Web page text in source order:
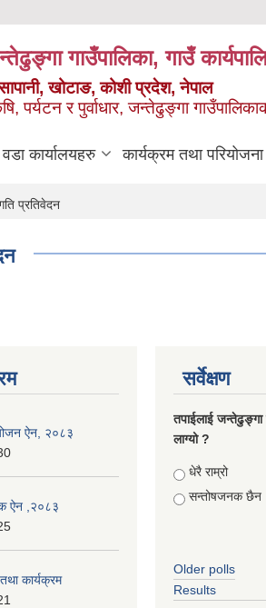
गाउँपालिका, गाउँ
खोटाङ, कोशी प्रदेश, नेपाल
पर्यटन र पुर्वाधार, जन्तेढुङ्गा
वडा कार्यालयहरु कार्यक्रम तथा परियोजना
प्रतिवेदन
ऐन, २०८३
ऐन ,२०८३
कार्यक्रम
सर्वेक्षण
तपाईलाई जन्तेढुङ्गा
लाग्यो ?
Choices
धेरै राम्रो
सन्तोषजनक छैन
Older polls
Results